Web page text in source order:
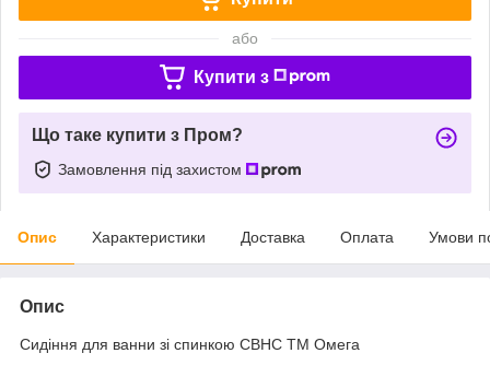
або
Купити з
Що таке купити з Пром?
Замовлення під захистом
Опис Характеристики Доставка Оплата Умови
Опис
Сидіння для ванни зі спинкою СВНС ТМ Омега